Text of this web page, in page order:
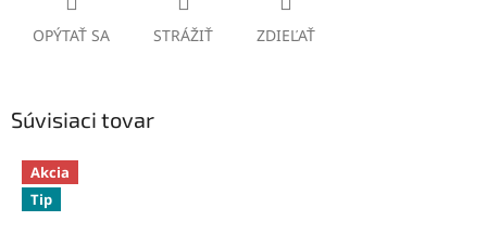
OPÝTAŤ SA STRÁŽIŤ ZDIEĽAŤ
Súvisiaci tovar
Akcia
Tip